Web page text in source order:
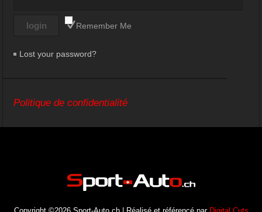
Remember Me
Lost your password?
Politique de confidentialité